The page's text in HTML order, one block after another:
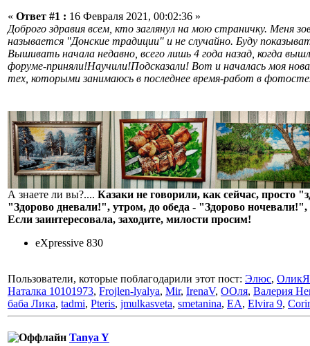
« Ответ #1 : 16 Февраля 2021, 00:02:36 »
Доброго здравия всем, кто заглянул на мою страничку. Меня
называется "Донские традиции" и не случайно. Буду
Вышивать начала недавно, всего лишь 4 года назад, когда
форуме-приняли!Научили!Подсказали! Вот и началась моя
тех, которыми занимаюсь в последнее время-работ в
А знаете ли вы?.... Казаки не говорили, как сейчас, просто
"Здорово дневали!", утром, до обеда - "Здорово
Если заинтересовала, заходите, милости просим!
eXpressive 830
Пользователи, которые поблагодарили этот пост: Элюс,
Наталка 10101973, Frojlen-lyalya, Mir, IrenaV, ООля, Валерия
баба Лика, tadmi, Pteris, jmulkasveta, smetanina, ЕА, Elvira 9,
Tanya Y